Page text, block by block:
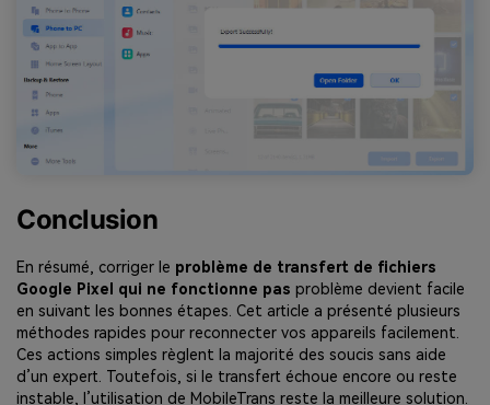
Conclusion
En résumé, corriger le problème de transfert de fichiers
Google Pixel qui ne fonctionne pas problème devient facile
en suivant les bonnes étapes. Cet article a présenté plusieurs
méthodes rapides pour reconnecter vos appareils facilement.
Ces actions simples règlent la majorité des soucis sans aide
d’un expert. Toutefois, si le transfert échoue encore ou reste
instable, l’utilisation de MobileTrans reste la meilleure solution.